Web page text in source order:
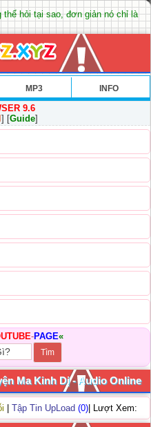
hỏi tại sao, đơn giản nó chỉ là
MP3 INFO
9.6
] [Guide]
-PAGE«
Ma Kinh Dị - Audio Online
Tập Tin UpLoad (0) | Lượt Xem: